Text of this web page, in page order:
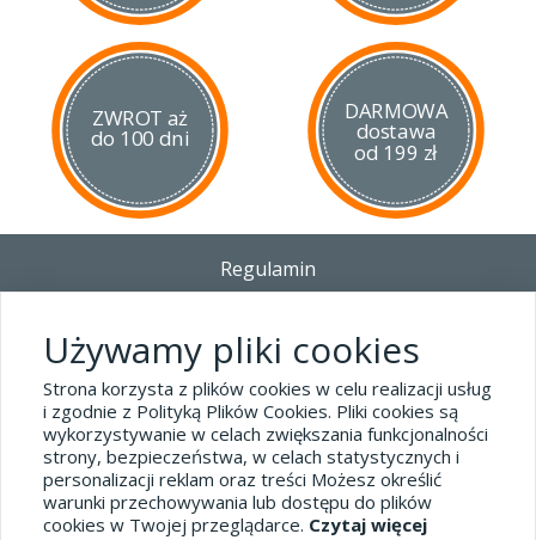
ZWROT aż
do 100 dni
DARMOWA
dostawa
od 199 zł
Regulamin
Polityka prywatności i pliki cookies
Blog
Dane kontaktowe
tel.32 445-74-07
sklep@hard-skin.pl
Używamy pliki cookies
Strona korzysta z plików cookies w celu realizacji usług
i zgodnie z Polityką Plików Cookies. Pliki cookies są
wykorzystywanie w celach zwiększania funkcjonalności
strony, bezpieczeństwa, w celach statystycznych i
personalizacji reklam oraz treści Możesz określić
warunki przechowywania lub dostępu do plików
cookies w Twojej przeglądarce. Czytaj więcej